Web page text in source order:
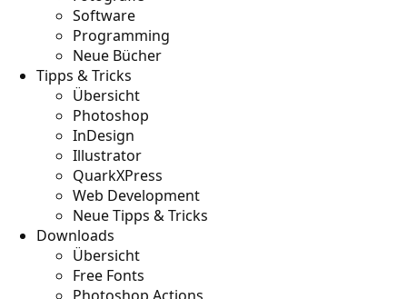
Software
Programming
Neue Bücher
Tipps & Tricks
Übersicht
Photoshop
InDesign
Illustrator
QuarkXPress
Web Development
Neue Tipps & Tricks
Downloads
Übersicht
Free Fonts